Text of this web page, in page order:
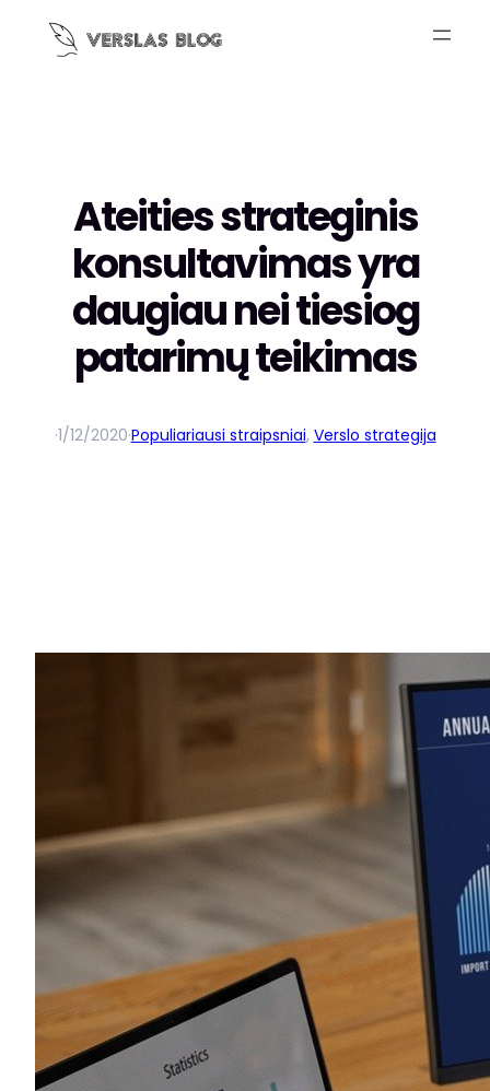
Ateities strateginis
konsultavimas yra
daugiau nei tiesiog
patarimų teikimas
·1/12/2020·Populiariausi straipsniai, Verslo strategija